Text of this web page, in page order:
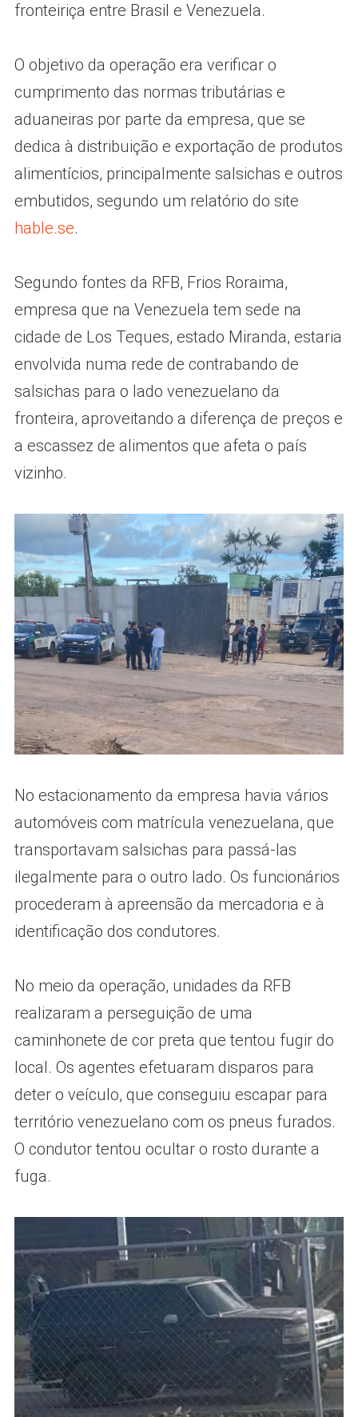
fronteiriça entre Brasil e Venezuela.
O objetivo da operação era verificar o
cumprimento das normas tributárias e
aduaneiras por parte da empresa, que se
dedica à distribuição e exportação de produtos
alimentícios, principalmente salsichas e outros
embutidos, segundo um relatório do site
hable.se.
Segundo fontes da RFB, Frios Roraima,
empresa que na Venezuela tem sede na
cidade de Los Teques, estado Miranda, estaria
envolvida numa rede de contrabando de
salsichas para o lado venezuelano da
fronteira, aproveitando a diferença de preços e
a escassez de alimentos que afeta o país
vizinho.
No estacionamento da empresa havia vários
automóveis com matrícula venezuelana, que
transportavam salsichas para passá-las
ilegalmente para o outro lado. Os funcionários
procederam à apreensão da mercadoria e à
identificação dos condutores.
No meio da operação, unidades da RFB
realizaram a perseguição de uma
caminhonete de cor preta que tentou fugir do
local. Os agentes efetuaram disparos para
deter o veículo, que conseguiu escapar para
território venezuelano com os pneus furados.
O condutor tentou ocultar o rosto durante a
fuga.